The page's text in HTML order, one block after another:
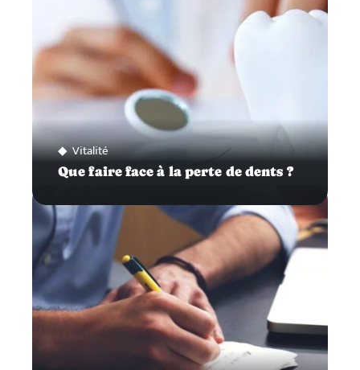
Vitalité
Que faire face à la perte de dents ?